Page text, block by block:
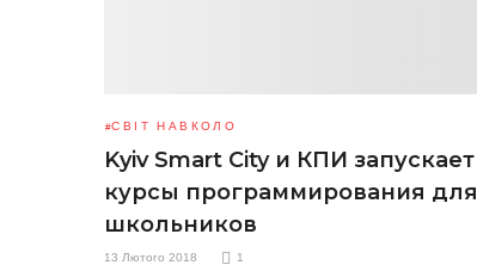
СВІТ НАВКОЛО
Kyiv Smart City и КПИ запускает
курсы программирования для
школьников
13 Лютого 2018 1